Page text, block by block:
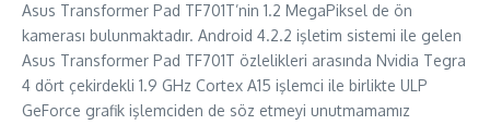
Asus Transformer Pad TF701T’nin 1.2 MegaPiksel de ön
kamerası bulunmaktadır. Android 4.2.2 işletim sistemi ile gelen
Asus Transformer Pad TF701T özlelikleri arasında Nvidia Tegra
4 dört çekirdekli 1.9 GHz Cortex A15 işlemci ile birlikte ULP
GeForce grafik işlemciden de söz etmeyi unutmamamız